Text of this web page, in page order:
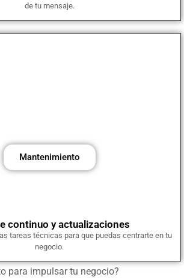
de tu mensaje.
Mantenimiento
continuo y actualizaciones
tareas técnicas para que puedas centrarte en tu
negocio.
para impulsar tu negocio?